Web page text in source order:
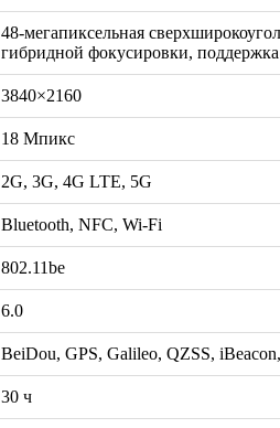
48-мегапиксельная
гибридной фокусировки,
3840×2160
18 Мпикс
2G, 3G, 4G LTE, 5G
Bluetooth, NFC, Wi-Fi
802.11be
6.0
BeiDou, GPS, Galileo, QZSS,
30 ч